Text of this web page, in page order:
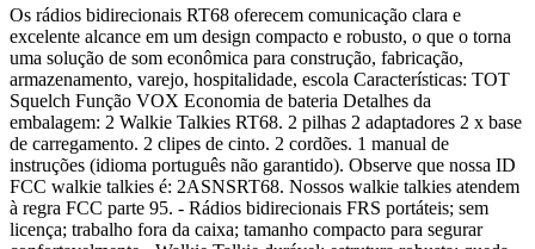
Os rádios bidirecionais RT68 oferecem comunicação clara e
excelente alcance em um design compacto e robusto, o que o torna
uma solução de som econômica para construção, fabricação,
armazenamento, varejo, hospitalidade, escola Características: TOT
Squelch Função VOX Economia de bateria Detalhes da
embalagem: 2 Walkie Talkies RT68. 2 pilhas 2 adaptadores 2 x base
de carregamento. 2 clipes de cinto. 2 cordões. 1 manual de
instruções (idioma português não garantido). Observe que nossa ID
FCC walkie talkies é: 2ASNSRT68. Nossos walkie talkies atendem
à regra FCC parte 95. - Rádios bidirecionais FRS portáteis; sem
licença; trabalho fora da caixa; tamanho compacto para segurar